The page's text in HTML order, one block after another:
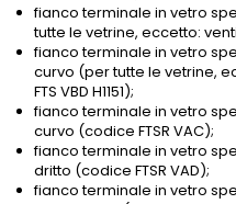
fianco terminale in vetro
tutte le vetrine, eccetto:
fianco terminale in vetro
curvo (per tutte le vetrine,
FTS VBD H1151);
fianco terminale in vetro
curvo (codice FTSR VAC);
fianco terminale in vetro
dritto (codice FTSR VAD);
fianco terminale in vetro